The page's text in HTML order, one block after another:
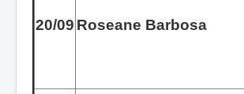
20/09 Roseane Barbosa